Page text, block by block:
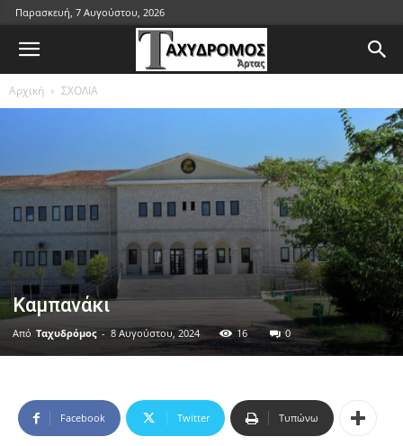
Παρασκευή, 7 Αυγούστου, 2026
Αρχική ΣΧΟΛΙΑ
Καμπανάκι
Από Ταχυδρόμος - 8 Αυγούστου, 2024 16 0
Facebook Twitter Τυπώνω